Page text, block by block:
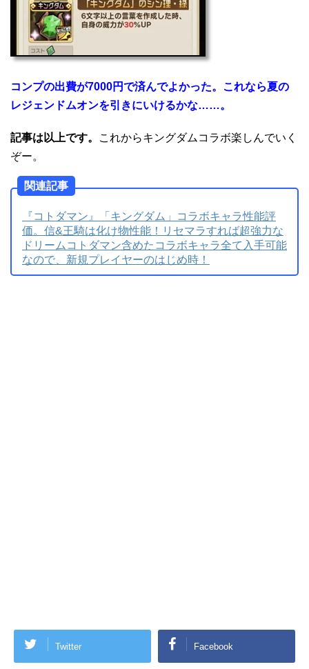
コンプの出費が7000円で済んでよかった。これなら夏の
レジェンドムオンを引きにいけるかな……。
記事は以上です。
これからキングダムコラボ楽しんでいく
ぞー。
関連記事
『コトダマン』「キングダム」コラボキャラ性能評
価。信&王騎は化け物性能！リセマラすれば超強力な
ドリームコトダマン含めたコラボキャラ全て入手可能
なので、新規プレイヤーのはじめ時！
Twitter Facebook